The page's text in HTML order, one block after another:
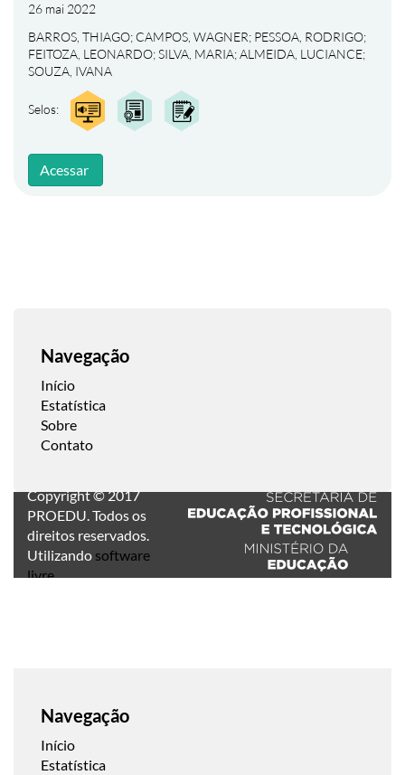
26 mai 2022
BARROS, THIAGO; CAMPOS, WAGNER; PESSOA, RODRIGO;
FEITOZA, LEONARDO;SILVA, MARIA;ALMEIDA, LUCIANCE;
SOUZA, IVANA
Selos:
Acessar
Navegação
Início
Estatística
Sobre
Contato
Copyright © 2017
PROEDU. Todos os
direitos reservados.
Utilizando software
livre.
Navegação
Início
Estatística